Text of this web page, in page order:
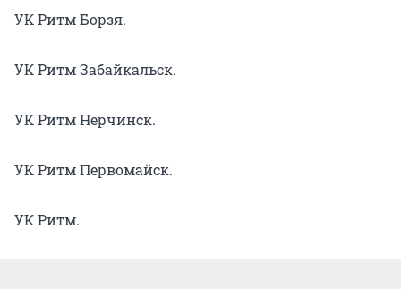
УК Ритм Борзя.
УК Ритм Забайкальск.
УК Ритм Нерчинск.
УК Ритм Первомайск.
УК Ритм.